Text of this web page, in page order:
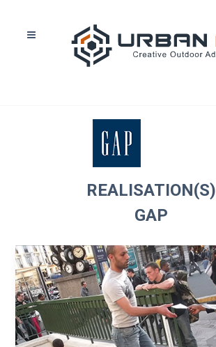
REALISATION(S)
GAP